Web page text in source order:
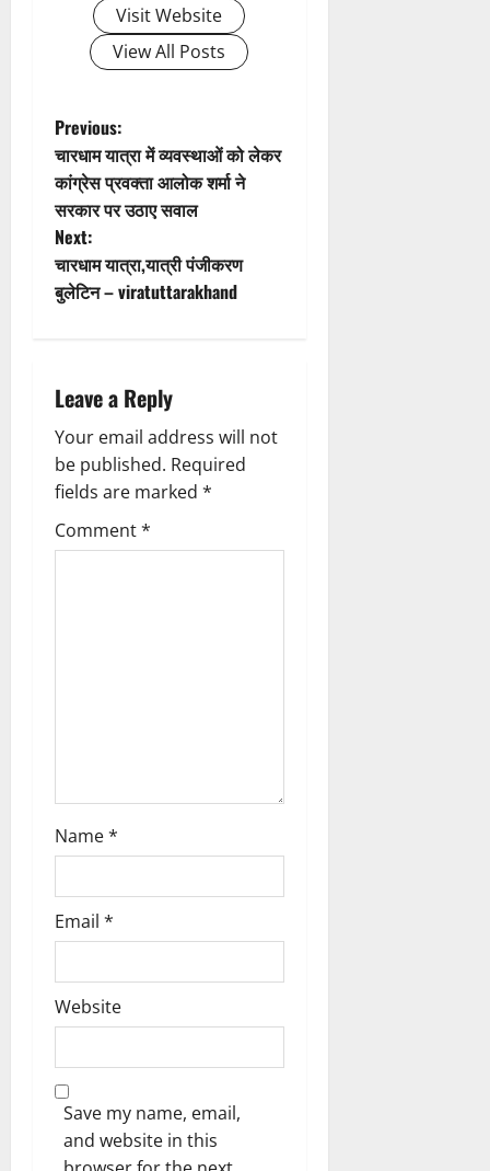
t
i
o
n
Visit Website
View All Posts
P
o
s
t
n
v
i
g
a
Previous:
चारधाम यात्रा में व्यवस्थाओं को लेकर
कांग्रेस प्रवक्ता आलोक शर्मा ने
सरकार पर उठाए सवाल
Next:
चारधाम यात्रा,यात्री पंजीकरण
बुलेटिन – viratuttarakhand
Leave a Reply
Your email address will not
be published. Required
fields are marked *
Comment*
Name*
Email *
Website
Save my name, email,
and website in this